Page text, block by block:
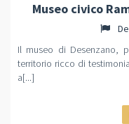
Museo civico
Il museo di Desenzano,
territorio ricco di
a[...]